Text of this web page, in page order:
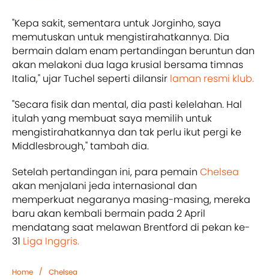
"Kepa sakit, sementara untuk Jorginho, saya
memutuskan untuk mengistirahatkannya. Dia
bermain dalam enam pertandingan beruntun dan
akan melakoni dua laga krusial bersama timnas
Italia," ujar Tuchel seperti dilansir laman resmi klub.
"Secara fisik dan mental, dia pasti kelelahan. Hal
itulah yang membuat saya memilih untuk
mengistirahatkannya dan tak perlu ikut pergi ke
Middlesbrough," tambah dia.
Setelah pertandingan ini, para pemain Chelsea
akan menjalani jeda internasional dan
memperkuat negaranya masing-masing, mereka
baru akan kembali bermain pada 2 April
mendatang saat melawan Brentford di pekan ke-
31 Liga Inggris.
Home / Chelsea